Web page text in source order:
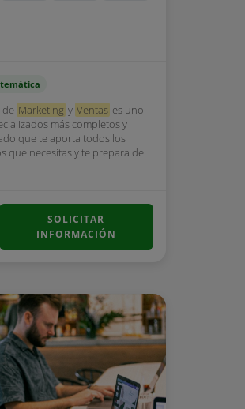
de Marketing y Ventas es uno
más completos y
que te aporta todos los
que necesitas y te prepara de
SOLICITAR
INFORMACIÓN